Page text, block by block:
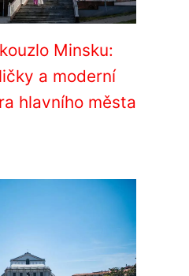
Minsku:
a moderní
hlavního města